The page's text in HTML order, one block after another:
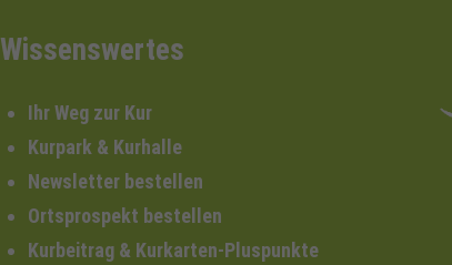
Wissenswertes
Ihr Weg zur Kur
Kurpark & Kurhalle
Newsletter bestellen
Ortsprospekt bestellen
Kurbeitrag & Kurkarten-Pluspunkte